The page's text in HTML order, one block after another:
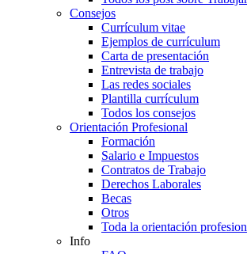
Consejos
Currículum vitae
Ejemplos de currículum
Carta de presentación
Entrevista de trabajo
Las redes sociales
Plantilla currículum
Todos los consejos
Orientación Profesional
Formación
Salario e Impuestos
Contratos de Trabajo
Derechos Laborales
Becas
Otros
Toda la orientación
Info